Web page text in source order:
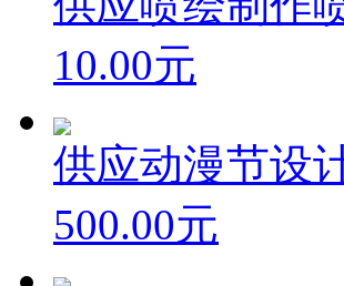
供应喷绘制作
10.00元
供应动漫节设
500.00元